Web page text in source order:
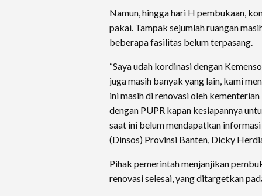
Namun, hingga hari H pembukaan,
pakai. Tampak sejumlah ruangan
beberapa fasilitas belum terpasang.
“Saya udah kordinasi dengan
juga masih banyak yang lain, kami
ini masih di renovasi oleh
dengan PUPR kapan kesiapannya
saat ini belum mendapatkan informasi
(Dinsos) Provinsi Banten, Dicky
Pihak pemerintah menjanjikan
renovasi selesai, yang ditargetkan